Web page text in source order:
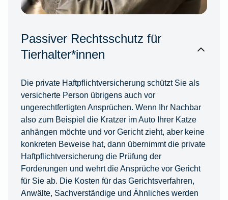
Passiver Rechtsschutz für
Tierhalter*innen
Die private Haftpflichtversicherung schützt Sie als
versicherte Person übrigens auch vor
ungerechtfertigten Ansprüchen. Wenn Ihr Nachbar
also zum Beispiel die Kratzer im Auto Ihrer Katze
anhängen möchte und vor Gericht zieht, aber keine
konkreten Beweise hat, dann übernimmt die private
Haftpflichtversicherung die Prüfung der
Forderungen und wehrt die Ansprüche vor Gericht
für Sie ab. Die Kosten für das Gerichtsverfahren,
Anwälte, Sachverständige und Ähnliches werden